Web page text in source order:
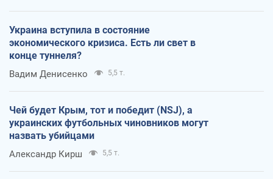
Украина вступила в состояние
экономического кризиса. Есть ли свет в
конце туннеля?
Вадим Денисенко 5,5 т.
Чей будет Крым, тот и победит (NSJ), а
украинских футбольных чиновников могут
назвать убийцами
Александр Кирш 5,5 т.